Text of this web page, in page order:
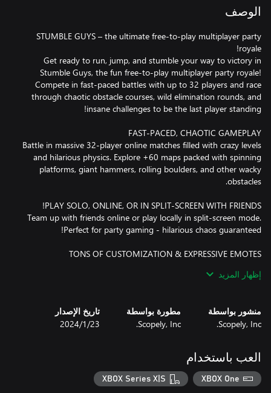
الوصف
STUMBLE GUYS – the ultimate free-to-play multiplayer party
Get ready to run, jump, and stumble your way to victory in
Stumble Guys, the fun free-to-play multiplayer party royale!
Compete in fast-paced battles with up to 32 players and race
through chaotic obstacle courses, wild elimination rounds, and
Battle in massive 32-player online matches filled with crazy levels
and hilarious physics. Explore +60 maps packed with spinning
platforms, giant hammers, rolling boulders, and other wacky
Team up with friends online or play locally in split-screen mode.
show off your unique style! Become a ninja, superhero, or even a
New maps, game modes, events, and collaborations released
Unlock exclusive skins, emotes, and rewards as you progress
إظهار المزيد
منشور بواسطة
Scopely, Inc.
مطورة بواسطة
Scopely, Inc.
تاريخ الإصدار
23‏/1‏/2024
العب باستخدام
XBOX One
XBOX Series X|S